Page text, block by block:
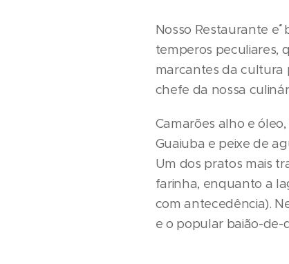
Nosso Restaurante
temperos peculiares,
marcantes da cultura
chefe da nossa
Camarões alho e
Guaiuba e peixe de
Um dos pratos mais
farinha, enquanto a
com antecedência).
e o popular baião-de-